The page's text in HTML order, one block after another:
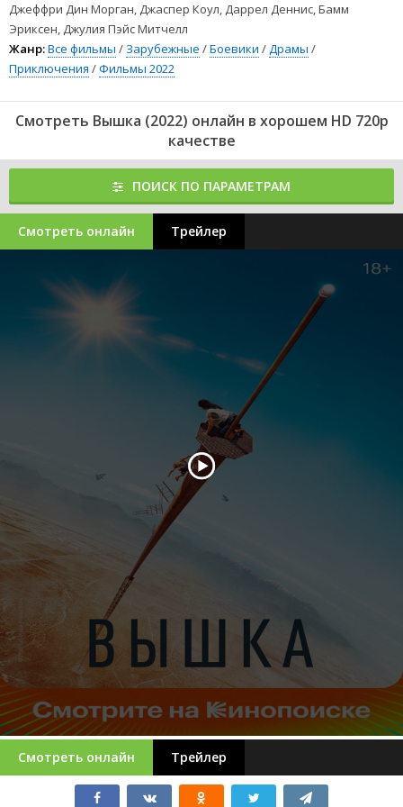
FullHD 1080 и 4к. Лучшее качество изображения и звука,
полностью на русском языке.
Джеффри Дин Морган, Джаспер Коул, Даррел Деннис, Бамм
Эриксен, Джулия Пэйс Митчелл
Жанр:Все фильмы / Зарубежные /Боевики /Драмы /
Приключения /Фильмы 2022
Смотреть Вышка (2022) онлайн в хорошем HD 720p
качестве
ПОИСК ПО ПАРАМЕТРАМ
Смотреть онлайн Трейлер
Смотреть онлайн Трейлер